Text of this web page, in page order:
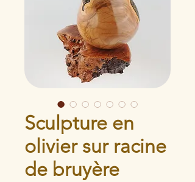
Sculpture en
olivier sur racine
de bruyère